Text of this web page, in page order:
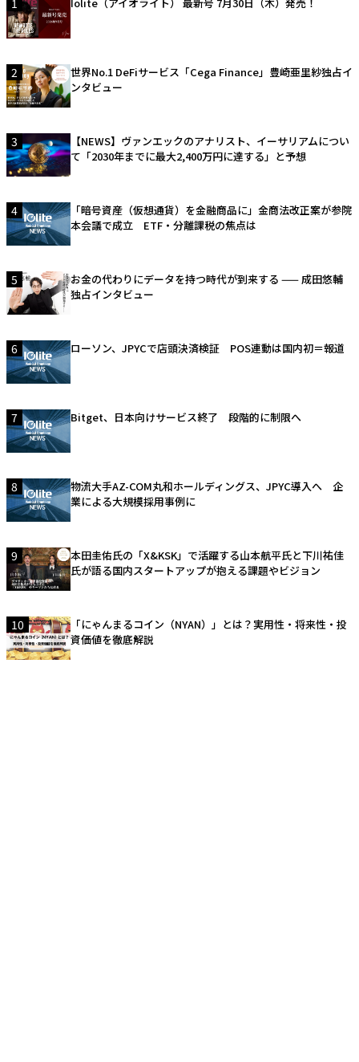
2
世界No.1 DeFiサービス「Cega Finance」豊崎亜里紗独占イ
ンタビュー
3
【NEWS】ヴァンエックのアナリスト、イーサリアムについ
て「2030年までに最大2,400万円に達する」と予想
4
「暗号資産（仮想通貨）を金融商品に」金商法改正案が参院
本会議で成立 ETF・分離課税の焦点は
5
お金の代わりにデータを持つ時代が到来する —— 成田悠輔
独占インタビュー
6 ローソン、JPYCで店頭決済検証 POS連動は国内初＝報道
7 Bitget、日本向けサービス終了 段階的に制限へ
8
物流大手AZ-COM丸和ホールディングス、JPYC導入へ 企
業による大規模採用事例に
9
本田圭佑氏の「X&KSK」で活躍する山本航平氏と下川祐佳
氏が語る国内スタートアップが抱える課題やビジョン
10
「にゃんまるコイン（NYAN）」とは？実用性・将来性・投
資価値を徹底解説